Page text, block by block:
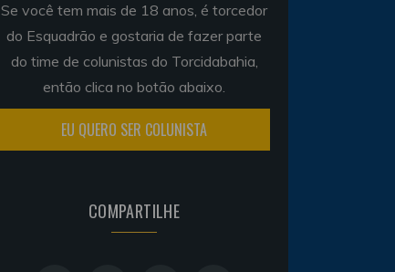
Se você tem mais de 18 anos, é torcedor
do Esquadrão e gostaria de fazer parte
do time de colunistas do Torcidabahia,
então clica no botão abaixo.
EU QUERO SER COLUNISTA
COMPARTILHE